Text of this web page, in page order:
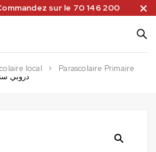
sur le 70 146 200
local
Parascolaire Primaire
دروبي سنة 2 بحوث في علم